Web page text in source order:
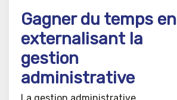
Gagner du temps en
externalisant la
gestion
administrative